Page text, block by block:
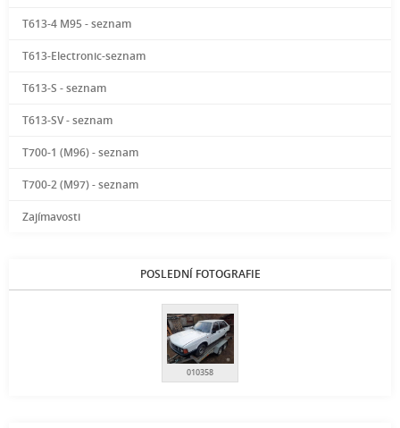
T613-4 M95 - seznam
T613-Electronic-seznam
T613-S - seznam
T613-SV - seznam
T700-1 (M96) - seznam
T700-2 (M97) - seznam
Zajímavosti
POSLEDNÍ FOTOGRAFIE
010358